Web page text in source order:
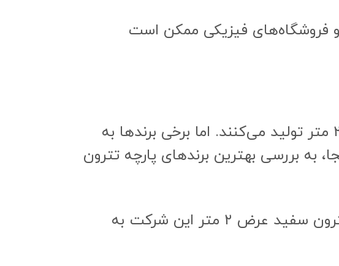
و فروشگاه‌های فیزیکی ممکن است
در بازار پارچه، برندهای مختلفی وجود دارند که پارچه تترون سفید با عرض ۲ متر تولید می‌کنند. اما برخی برندها به
به بررسی بهترین برندهای پارچه تترون
شرکت سیب: یکی از برندهای معروف در تولید پارچه تترون است. پارچه تترون سفید عرض ۲ متر این شرکت به